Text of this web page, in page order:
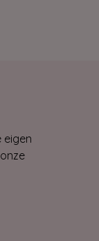
eigen